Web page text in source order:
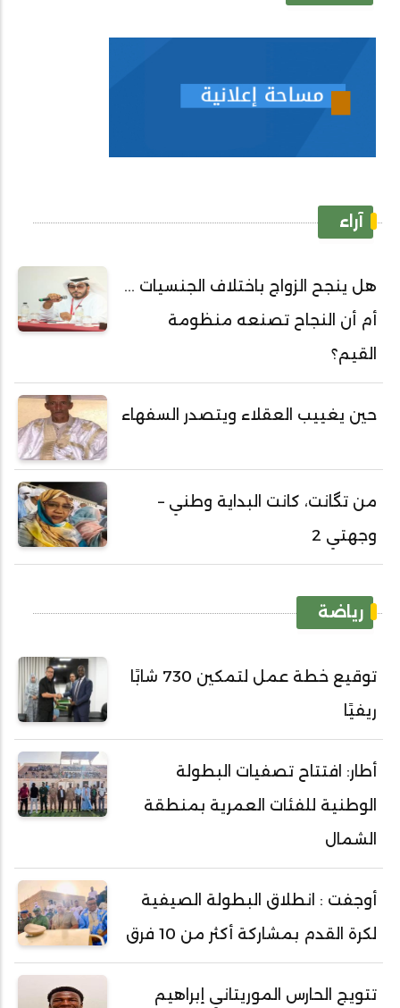
آراء
هل ينجح الزواج باختلاف الجنسيات ...
أم أن النجاح تصنعه منظومة
القيم؟
حين يغييب العقلاء ويتصدر السفهاء
من تگانت، كانت البداية وطني –
وجهتي 2
رياضة
توقيع خطة عمل لتمكين 730 شابًا
ريفيًا
أطار: افتتاح تصفيات البطولة
الوطنية للفئات العمرية بمنطقة
الشمال
أوجفت : انطلاق البطولة الصيفية
لكرة القدم بمشاركة أكثر من 10 فرق
تتويج الحارس الموريتاني إبراهيم